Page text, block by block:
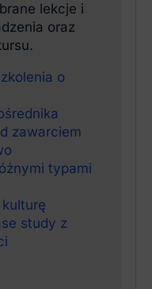
lekcje i
oraz
o
zawarciem
typami
study z